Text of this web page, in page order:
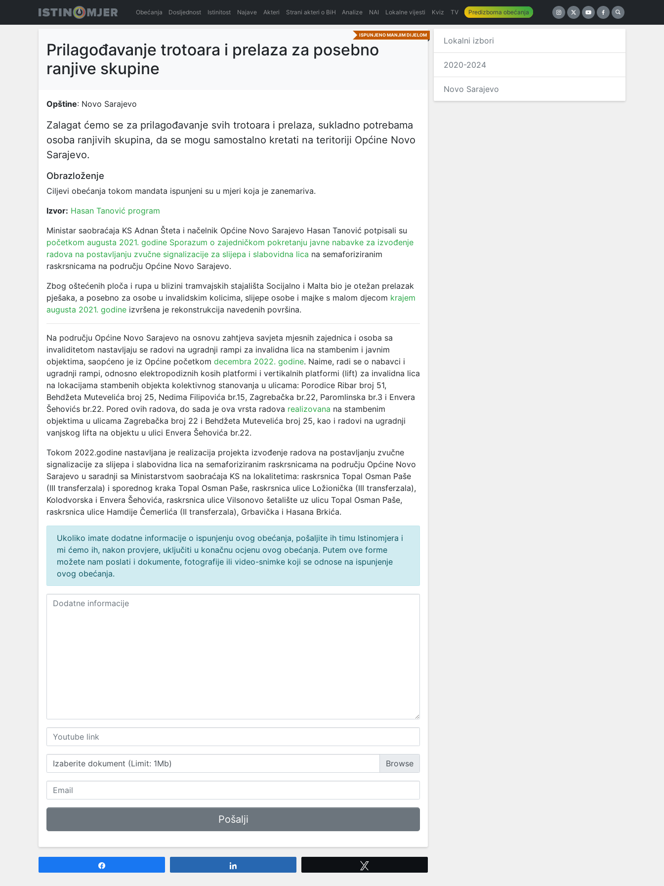
Obećanja Dosljednost Istinitost Najave Akteri Strani akteri o BiH Analize NAI Lokalne vijesti Kviz TV Predizborna obećanja
ISPUNJENO MANJIM DIJELOM
Prilagođavanje trotoara i prelaza za posebno
ranjive skupine
Opštine: Novo Sarajevo
Zalagat ćemo se za prilagođavanje svih trotoara i prelaza, sukladno potrebama
osoba ranjivih skupina, da se mogu samostalno kretati na teritoriji Općine Novo
Sarajevo.
Obrazloženje
Ciljevi obećanja tokom mandata ispunjeni su u mjeri koja je zanemariva.
Izvor: Hasan Tanović program
Ministar saobraćaja KS Adnan Šteta i načelnik Općine Novo Sarajevo Hasan Tanović potpisali su
početkom augusta 2021. godine Sporazum o zajedničkom pokretanju javne nabavke za izvođenje
radova na postavljanju zvučne signalizacije za slijepa i slabovidna lica na semaforiziranim
raskrsnicama na području Općine Novo Sarajevo.
Zbog oštećenih ploča i rupa u blizini tramvajskih stajališta Socijalno i Malta bio je otežan prelazak
pješaka, a posebno za osobe u invalidskim kolicima, slijepe osobe i majke s malom djecom krajem
augusta 2021. godine izvršena je rekonstrukcija navedenih površina.
Na području Općine Novo Sarajevo na osnovu zahtjeva savjeta mjesnih zajednica i osoba sa
invaliditetom nastavljaju se radovi na ugradnji rampi za invalidna lica na stambenim i javnim
objektima, saopćeno je iz Općine početkom decembra 2022. godine. Naime, radi se o nabavci i
ugradnji rampi, odnosno elektropodiznih kosih platformi i vertikalnih platformi (lift) za invalidna lica
na lokacijama stambenih objekta kolektivnog stanovanja u ulicama: Porodice Ribar broj 51,
Behdžeta Mutevelića broj 25, Nedima Filipovića br.15, Zagrebačka br.22, Paromlinska br.3 i Envera
Šehovićs br.22. Pored ovih radova, do sada je ova vrsta radova realizovana na stambenim
objektima u ulicama Zagrebačka broj 22 i Behdžeta Mutevelića broj 25, kao i radovi na ugradnji
vanjskog lifta na objektu u ulici Envera Šehovića br.22.
Tokom 2022.godine nastavljana je realizacija projekta izvođenje radova na postavljanju zvučne
signalizacije za slijepa i slabovidna lica na semaforiziranim raskrsnicama na području Općine Novo
Sarajevo u saradnji sa Ministarstvom saobraćaja KS na lokalitetima: raskrsnica Topal Osman Paše
(III transferzala) i sporednog kraka Topal Osman Paše, raskrsnica ulice Ložionička (III transferzala),
Kolodvorska i Envera Šehovića, raskrsnica ulice Vilsonovo šetalište uz ulicu Topal Osman Paše,
raskrsnica ulice Hamdije Čemerlića (II transferzala), Grbavička i Hasana Brkića.
Ukoliko imate dodatne informacije o ispunjenju ovog obećanja, pošaljite ih timu Istinomjera i
mi ćemo ih, nakon provjere, uključiti u konačnu ocjenu ovog obećanja. Putem ove forme
možete nam poslati i dokumente, fotografije ili video-snimke koji se odnose na ispunjenje
ovog obećanja.
Izaberite dokument (Limit: 1Mb)
Lokalni izbori
2020-2024
Novo Sarajevo